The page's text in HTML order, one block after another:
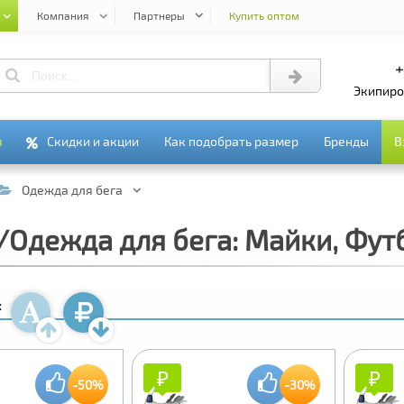
Компания Партнеры Купить оптом
Скидки и акции
Скидки и акции Как подобрать размер
Как подобрать размер Бренды
Бренды
Одежда для бега
для бега: Майки,
-50% ₽
₽ -30% ₽₽